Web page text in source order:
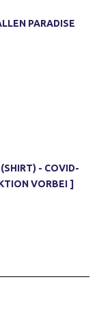
PARADISE
- COVID-
VORBEI ]